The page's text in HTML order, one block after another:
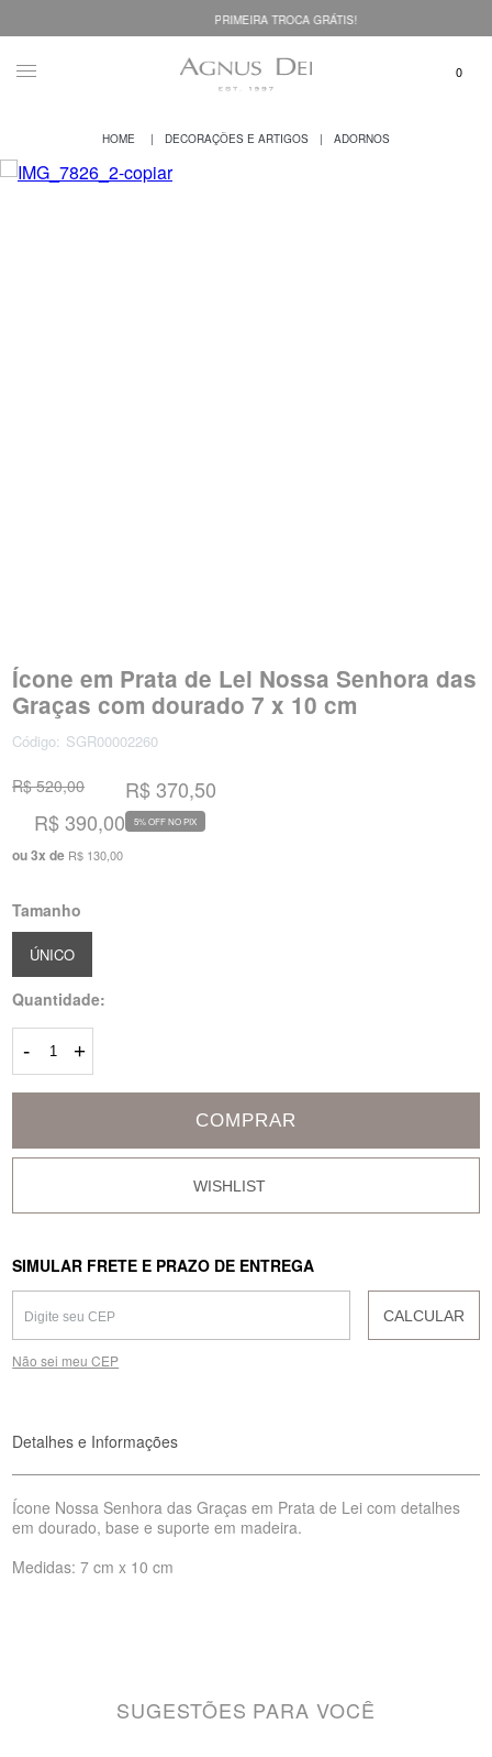
PRIMEIRA TROCA GRÁTIS!
DECORAÇÕES E ARTIGOS ADORNOS
Ícone em Prata de Lei Nossa Senhora das
Graças com dourado 7 x 10 cm
Código: SGR00002260
R$ 520,00
R$ 390,00
ou3x de R$ 130,00
R$ 370,50
5% OFF NO PIX
Tamanho
ÚNICO
Quantidade:
- +
COMPRAR
SIMULAR FRETE E PRAZO DE ENTREGA
CALCULAR
Não sei meu CEP
Detalhes e Informações
Ícone Nossa Senhora das Graças em Prata de Lei com detalhes
em dourado, base e suporte em madeira.
Medidas: 7 cm x 10 cm
SUGESTÕES PARA VOCÊ